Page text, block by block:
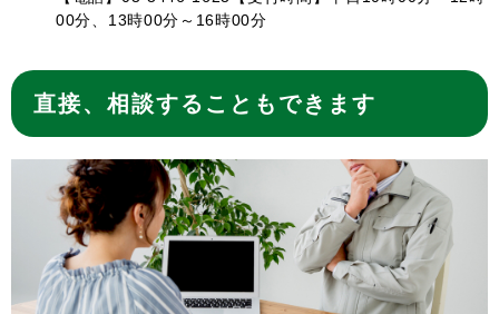
00分、13時00分～16時00分
直接、相談することもできます